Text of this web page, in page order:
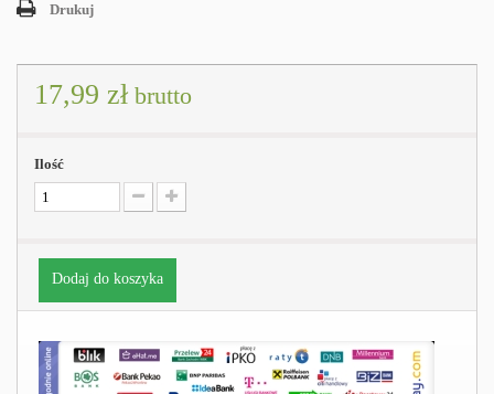
Drukuj
17,99 zł brutto
Ilość
Dodaj do koszyka